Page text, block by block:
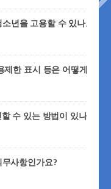
년을 고용할 수 있나요?
제한 표시 등은 어떻게 하나
수 있는 방법이 있나요?
사항인가요?